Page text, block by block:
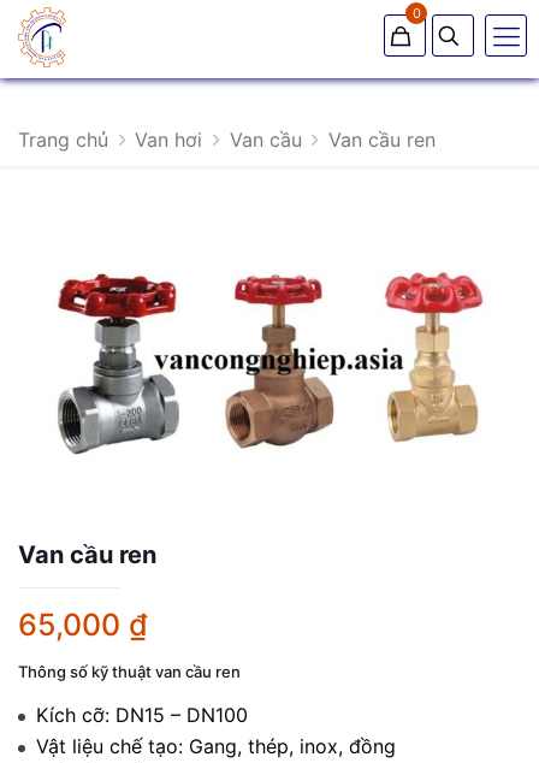
0
Trang chủ Van hơi Van cầu Van cầu ren
Van cầu ren
65,000 ₫
Thông số kỹ thuật van cầu ren
Kích cỡ: DN15 – DN100
Vật liệu chế tạo: Gang, thép, inox, đồng